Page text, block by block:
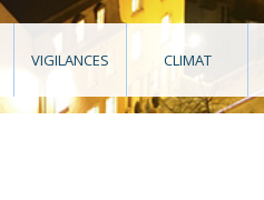
VIGILANCES CLIMAT